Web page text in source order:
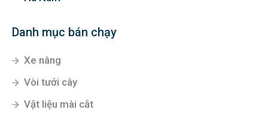
Danh mục bán chạy
Xe nâng
Vòi tưới cây
Vật liệu mài cắt